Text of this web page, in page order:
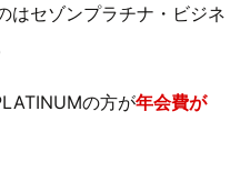
はセゾンプラチナ・ビジネ
の方が年会費が